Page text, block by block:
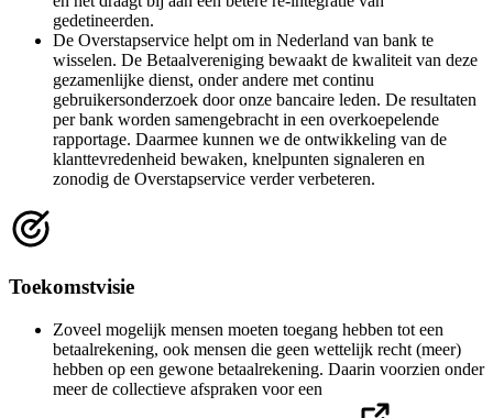
gedetineerden.
De Overstapservice helpt om in Nederland van bank te
wisselen. De Betaalvereniging bewaakt de kwaliteit van deze
gezamenlijke dienst, onder andere met continu
gebruikersonderzoek door onze bancaire leden. De resultaten
per bank worden samengebracht in een overkoepelende
rapportage. Daarmee kunnen we de ontwikkeling van de
klanttevredenheid bewaken, knelpunten signaleren en
zonodig de Overstapservice verder verbeteren.
Toekomstvisie
Zoveel mogelijk mensen moeten toegang hebben tot een
betaalrekening, ook mensen die geen wettelijk recht (meer)
hebben op een gewone betaalrekening. Daarin voorzien onder
meer de collectieve afspraken voor een